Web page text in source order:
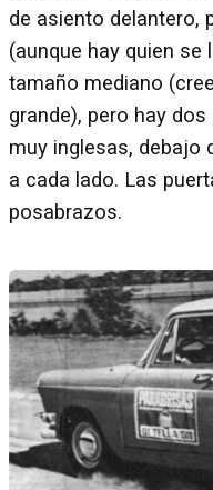
de asiento delantero,
(aunque hay quien se
tamaño mediano
grande), pero hay
muy inglesas, debajo
a cada lado. Las
posabrazos.